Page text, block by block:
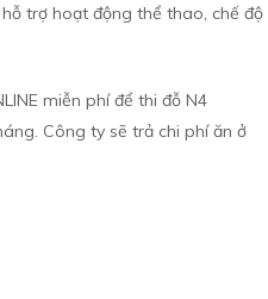
trợ hoạt động thể thao, chế độ
miễn phí để thi đỗ N4
Công ty sẽ trả chi phí ăn ở